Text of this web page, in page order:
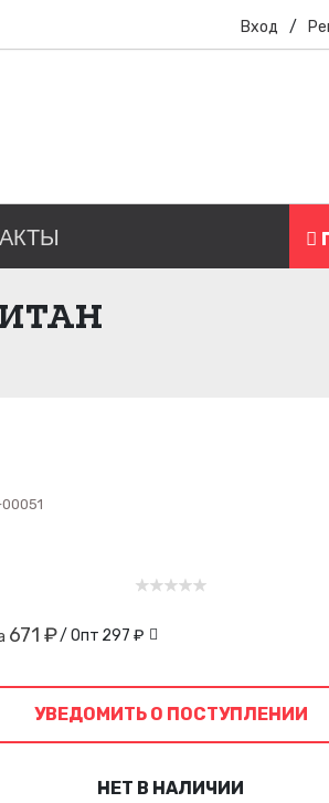
Вход /
671 ₽/ Опт 297 ₽
УВЕДОМИТЬ О ПОСТУПЛЕНИИ
НЕТ В НАЛИЧИИ